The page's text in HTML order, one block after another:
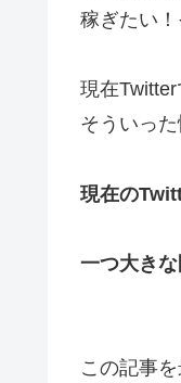
稼ぎたい！
現在
そういっ
現在の
一つ大き
この記事